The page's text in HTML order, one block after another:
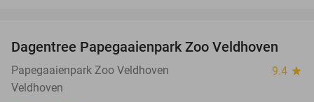
26%
Dagentree Papegaaienpark Zoo Veldhoven
Papegaaienpark Zoo Veldhoven 9.4 star
Veldhoven